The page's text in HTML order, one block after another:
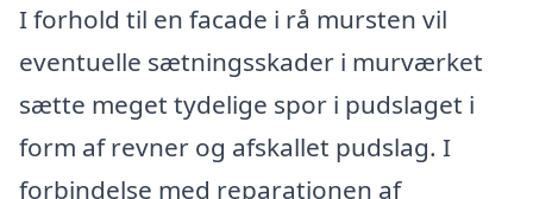
I forhold til en facade i rå mursten vil
eventuelle sætningsskader i murværket
sætte meget tydelige spor i pudslaget i
form af revner og afskallet pudslag. I
forbindelse med reparationen af